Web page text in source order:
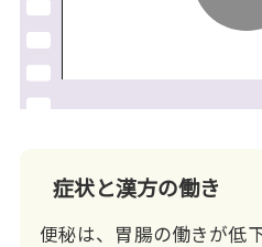
症状と漢方の働き
便秘は、胃腸の働きが低